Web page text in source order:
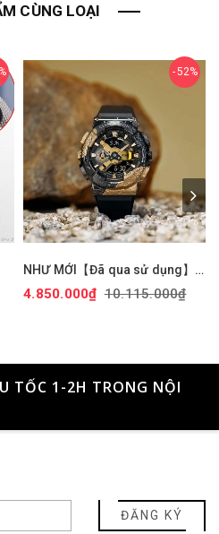
CÙNG LOẠI
52%
NHƯ MỚI【Đã qua sử dụng】
Đồng hồ Casio Chính hãng - G-
Shock GM-114GEM-1A9JF -
4.850.000₫ 10.115.000₫
TỐC 1-2H TRONG NỘI
ĐĂNG KÝ